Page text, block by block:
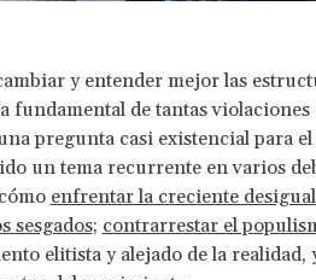
y entender mejor las
fundamental de tantas
pregunta casi existencial para
un tema recurrente en varios
enfrentar la creciente
sesgados; contrarrestar el
elitista y alejado de la realidad,